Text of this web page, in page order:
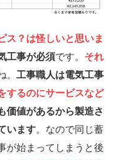
ス？は怪しいと思いま
工事が必須です。 それ
。 工事職人は電気工事
するのにサービスなど
価値があるから製造さ
います。なので同じ蓄
が始まってしまうと後